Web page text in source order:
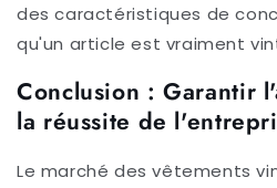
des caractéristiques de
qu'un article est vraiment
Conclusion : Garantir
la réussite de
Le marché des vêtements